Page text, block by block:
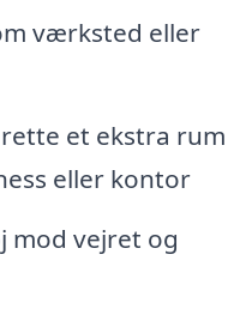
værksted eller
et ekstra rum
eller kontor
mod vejret og